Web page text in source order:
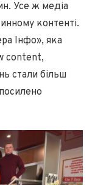
Усе ж медіа
контенті.
Інфо», яка
content,
стали більш